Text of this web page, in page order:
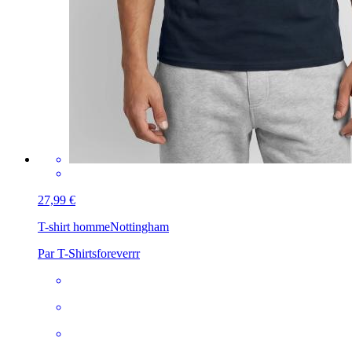
27,99 €
T-shirt hommeNottingham
Par T-Shirtsforeverrr